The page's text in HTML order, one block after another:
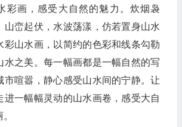
彩画，感受大自然的魅力。炊烟袅
山峦起伏，水波荡漾，仿若置身山水
彩山水画，以简约的色彩和线条勾勒
水之美。每一幅画都是一幅自然的写
市喧嚣，静心感受山水间的宁静。让
进一幅幅灵动的山水画卷，感受大自